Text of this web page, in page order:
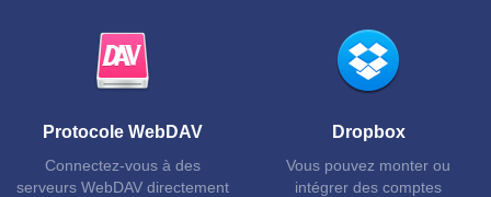
Protocole WebDAV
Connectez-vous à des
serveurs WebDAV directement
Dropbox
Vous pouvez monter ou
intégrer des comptes